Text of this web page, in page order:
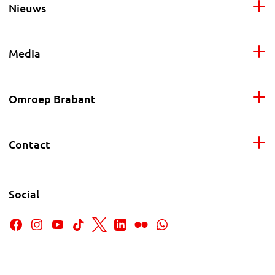
Nieuws
Media
Omroep Brabant
Contact
Social